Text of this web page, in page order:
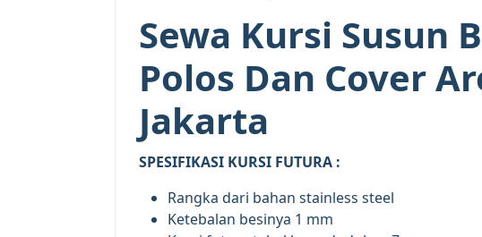
Sewa Kursi Susun
Polos Dan Cover
Jakarta
SPESIFIKASI KURSI FUTURA :
Rangka dari bahan stainless steel
Ketebalan besinya 1 mm